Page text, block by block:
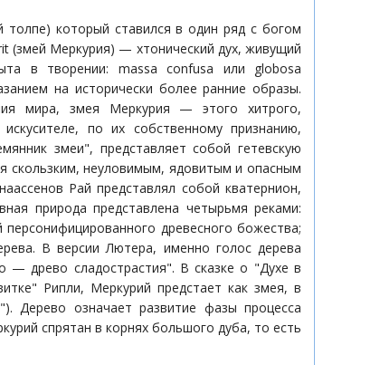
который ставился в один ряд с богом
(змей Меркурия) — хтонический дух, живущий
в творении: massa confusa или globosa
на исторически более ранние образы.
мира, змея Меркурия — этого хитрого,
по их собственному признанию,
змеи", представляет собой гетевскую
скользким, неуловимым, ядовитым и опасным
Рай представлял собой кватернион,
природа представлена четырьмя реками:
древесного божества;
В версии Лютера, именно голос дерева
— древо сладострастия". В сказке о "Духе в
Рипли, Меркурий предстает как змея, в
Дерево означает развитие фазы процесса
спрятан в корнях большого дуба, то есть